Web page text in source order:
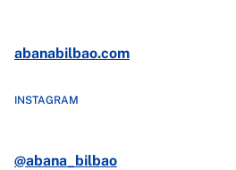
abanabilbao.com
INSTAGRAM
@abana_bilbao